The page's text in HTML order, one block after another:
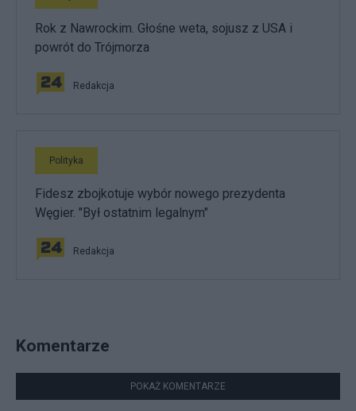
Rok z Nawrockim. Głośne weta, sojusz z USA i
powrót do Trójmorza
Redakcja
Polityka
Fidesz zbojkotuje wybór nowego prezydenta
Węgier. "Był ostatnim legalnym"
Redakcja
Komentarze
POKAŻ KOMENTARZE